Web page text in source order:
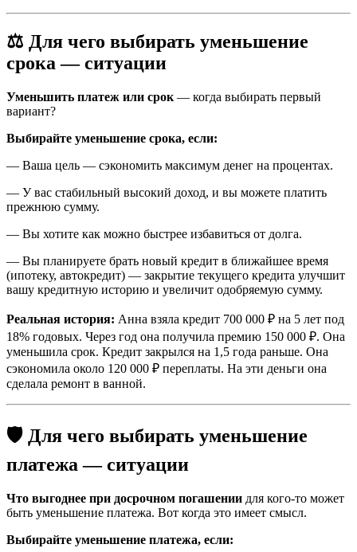
⚖️ Для чего выбирать уменьшение
срока — ситуации
Уменьшить платеж или срок — когда выбирать первый
вариант?
Выбирайте уменьшение срока, если:
— Ваша цель — сэкономить максимум денег на процентах.
— У вас стабильный высокий доход, и вы можете платить
прежнюю сумму.
— Вы хотите как можно быстрее избавиться от долга.
— Вы планируете брать новый кредит в ближайшее время
(ипотеку, автокредит) — закрытие текущего кредита улучшит
вашу кредитную историю и увеличит одобряемую сумму.
Реальная история: Анна взяла кредит 700 000 ₽ на 5 лет под
18% годовых. Через год она получила премию 150 000 ₽. Она
уменьшила срок. Кредит закрылся на 1,5 года раньше. Она
сэкономила около 120 000 ₽ переплаты. На эти деньги она
сделала ремонт в ванной.
🛡️ Для чего выбирать уменьшение
платежа — ситуации
Что выгоднее при досрочном погашении для кого-то может
быть уменьшение платежа. Вот когда это имеет смысл.
Выбирайте уменьшение платежа, если: